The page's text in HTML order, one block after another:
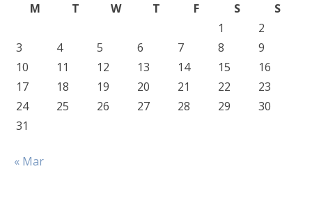
M
T W T F S
S
1
2
3
4 5 6 7 8
9
10
11 12 13 14 15
16
17
18 19 20 21 22
23
24
25 26 27 28 29
30
31
« Mar